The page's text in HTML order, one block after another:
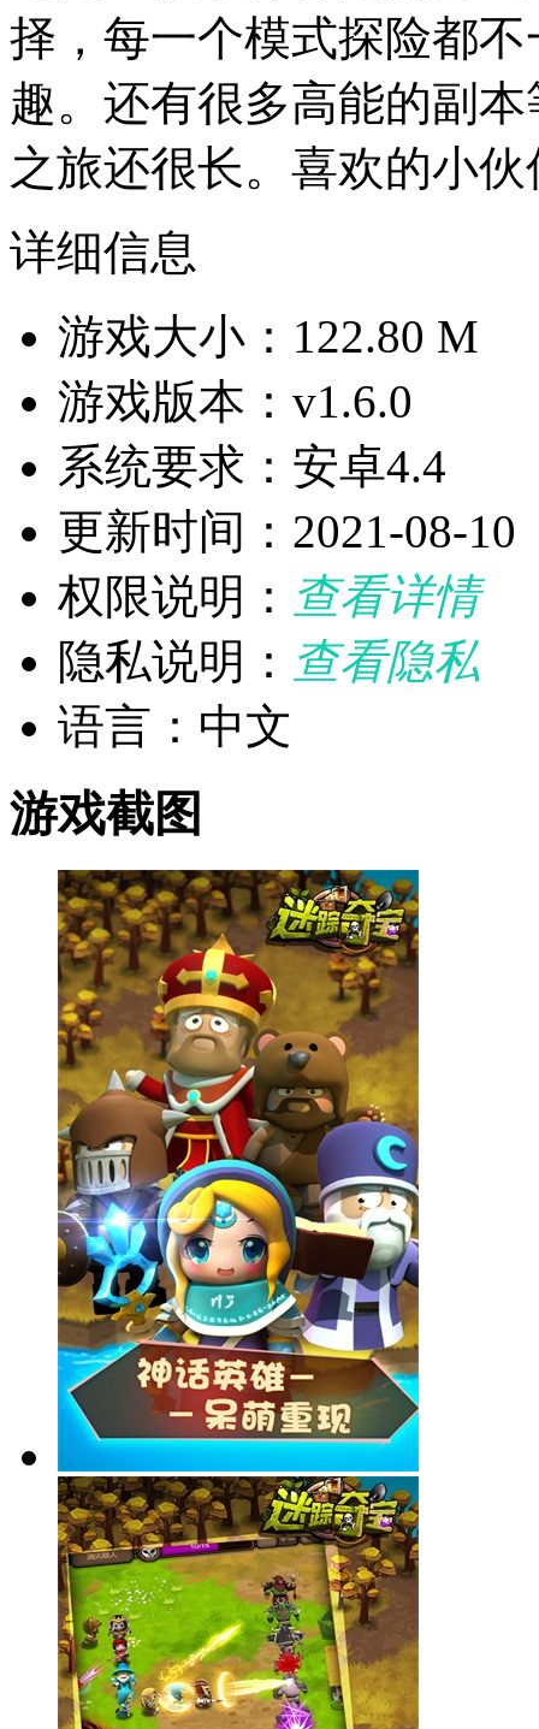
择，每一个模式探险都
趣。还有很多高能的副
之旅还很长。喜欢的小
详细信息
游戏大小：122.80 M
游戏版本：v1.6.0
系统要求：安卓4.4
更新时间：2021-08-10
权限说明： 查看详情
隐私说明： 查看隐私
语言：中文
游戏截图